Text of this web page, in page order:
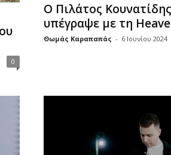
0
Ο Πιλάτος Κουνατίδης
υπέγραψε με τη
Θωμάς Καραπαπάς - 6 Ιουνίου 2024